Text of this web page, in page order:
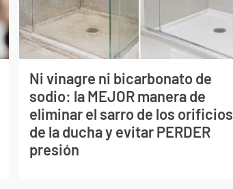
Ni vinagre ni bicarbonato de
sodio: la MEJOR manera de
eliminar el sarro de los orificios
de la ducha y evitar PERDER
presión